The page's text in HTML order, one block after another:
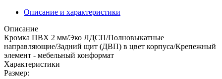
Описание и характеристики
Описание
Кромка ПВХ 2 мм/Эко ЛДСП/Полновыкатные
направляющие/Задний щит (ДВП) в цвет корпуса/Крепежный
элемент - мебельный конформат
Характеристики
Размер: